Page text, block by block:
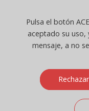
Registro
Tomo 7263, Libro
Móvil / Tablet - Bot
applewebkit/537.36
Pulsa el botón
aceptado su uso,
mensaje, a no
Rechazar